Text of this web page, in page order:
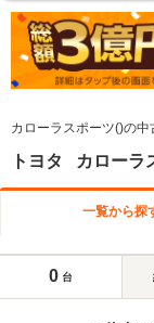
カローラスポーツ()の
一覧から探
0 台